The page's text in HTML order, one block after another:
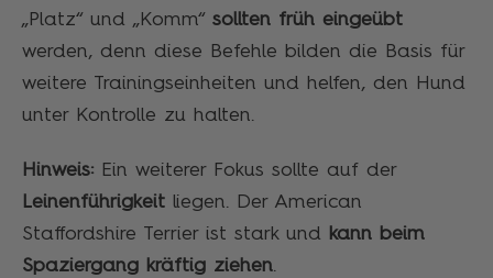
„Platz“ und „Komm“sollten früh eingeübt
werden, denn diese Befehle bilden die Basis für
weitere Trainingseinheiten und helfen, den Hund
unter Kontrolle zu halten.
Hinweis: Ein weiterer Fokus sollte auf der
Leinenführigkeit liegen. Der American
Staffordshire Terrier ist stark und
kann beim
Spaziergang kräftig ziehen.